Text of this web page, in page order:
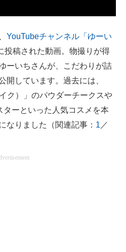
YouTubeチャンネル「ゆーい
投稿された動画。物撮りが得
ーいちさんが、こだわりが詰
開しています。過去には、
ク）」のパウダーチークスや
ターといった人気コスメを本
なりました（関連記事： 1 ／